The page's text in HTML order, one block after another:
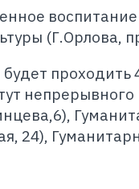
(Г.Орлова,
проходить
непрерывного
24),